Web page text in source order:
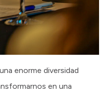
enorme diversidad
en una